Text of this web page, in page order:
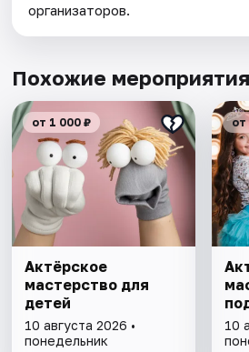
организаторов.
Похожие мероприятия
от 1 000 ₽
Актёрское
мастерство для
детей
10 августа 2026 •
понедельник
от
10